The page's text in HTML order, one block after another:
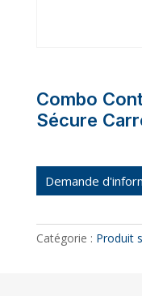
Combo
Sécure
Demande
Catégorie : Produit